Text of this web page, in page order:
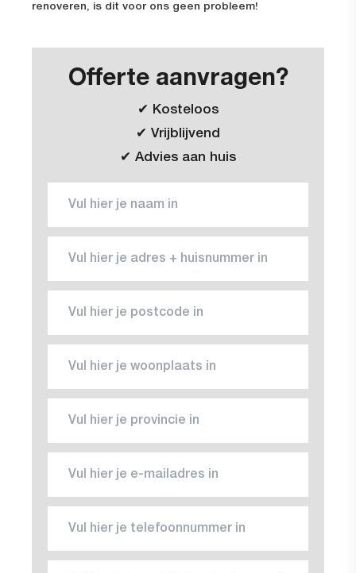
renoveren, is dit voor ons geen probleem!
Offerte aanvragen?
✔ Kosteloos
✔ Vrijblijvend
✔ Advies aan huis